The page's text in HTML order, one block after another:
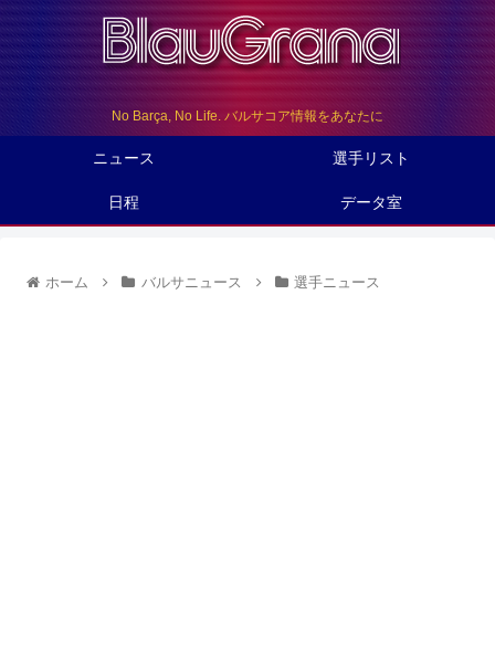
No Barça, No Life. バルサコア情報をあなたに
ニュース 選手リスト
日程 データ室
ホーム バルサニュース 選手ニュース